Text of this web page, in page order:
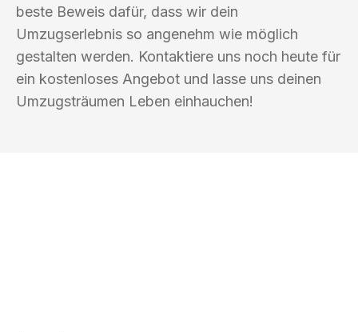
beste Beweis dafür, dass wir dein
Umzugserlebnis so angenehm wie möglich
gestalten werden. Kontaktiere uns noch heute für
ein kostenloses Angebot und lasse uns deinen
Umzugsträumen Leben einhauchen!